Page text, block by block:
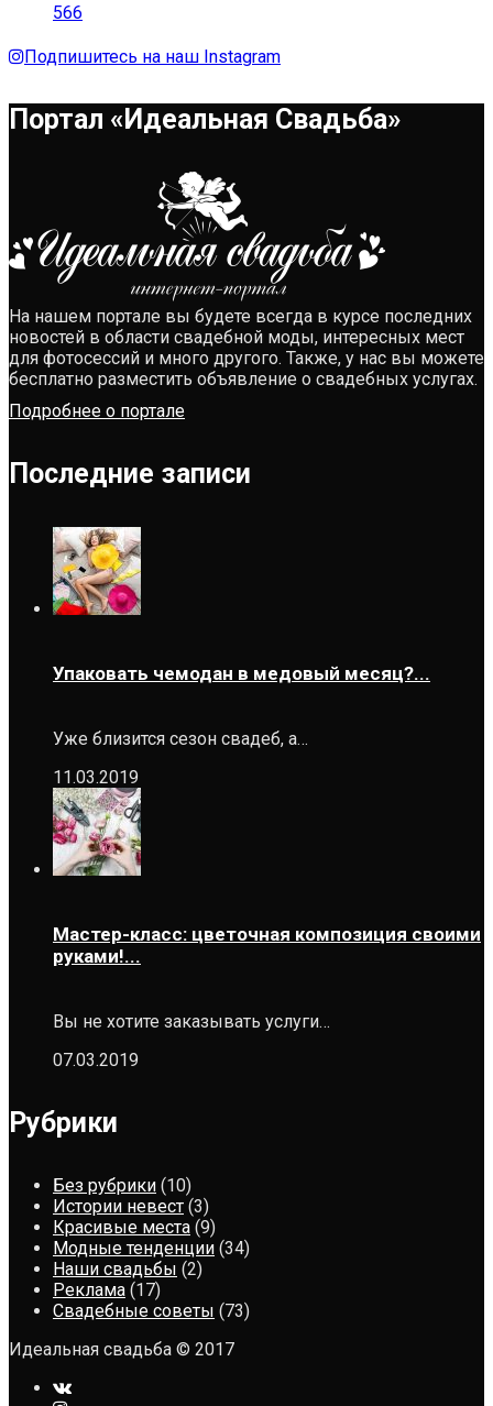
566
Подпишитесь на наш Instagram
Портал «Идеальная Свадьба»
На нашем портале вы будете всегда в курсе последних
новостей в области свадебной моды, интересных мест
для фотосессий и много другого. Также, у нас вы можете
бесплатно разместить объявление о свадебных услугах.
Подробнее о портале
Последние записи
Упаковать чемодан в медовый месяц?...
Уже близится сезон свадеб, а…
11.03.2019
Мастер-класс: цветочная композиция своими
руками!...
Вы не хотите заказывать услуги…
07.03.2019
Рубрики
Без рубрики (10)
Истории невест (3)
Красивые места (9)
Модные тенденции (34)
Наши свадьбы (2)
Реклама (17)
Свадебные советы (73)
Идеальная свадьба © 2017